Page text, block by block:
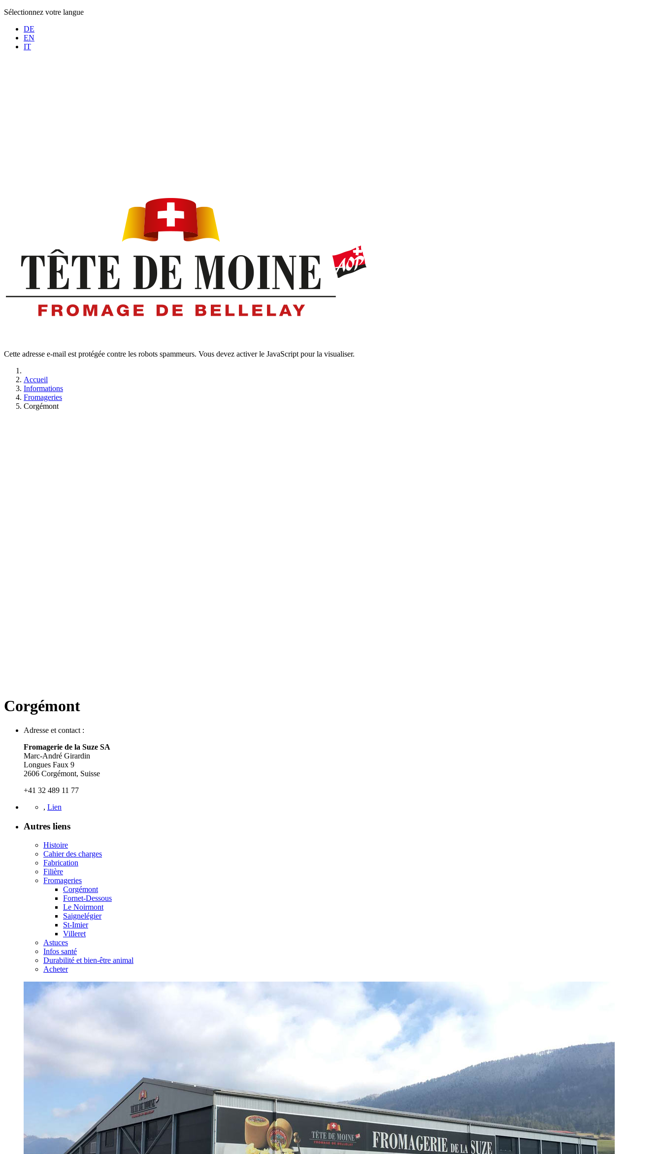
Sélectionnez votre langue
DE
EN
IT
Cette adresse e-mail est protégée contre les robots spammeurs. Vous devez activer le JavaScript pour la visualiser.
Accueil
Informations
Fromageries
Corgémont
Corgémont
Adresse et contact :
Fromagerie de la Suze SA
Marc-André Girardin
Longues Faux 9
2606 Corgémont, Suisse
+41 32 489 11 77
, Lien
Autres liens
Histoire
Cahier des charges
Fabrication
Filière
Fromageries
Corgémont
Fornet-Dessous
Le Noirmont
Saignelégier
St-Imier
Villeret
Astuces
Infos santé
Durabilité et bien-être animal
Acheter